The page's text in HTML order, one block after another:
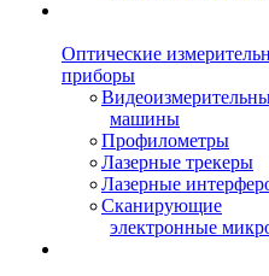
Оптические
приборы
машины
Профилометры
Лазерные трекеры
Лазерные
Сканирующие
электронные